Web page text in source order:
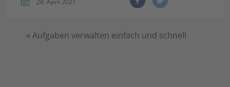
28. April 2021
«Aufgaben verwalten einfach und schnell